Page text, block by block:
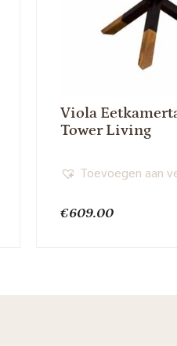
Viola
Tower Living
€609.00
Toevoegen aan